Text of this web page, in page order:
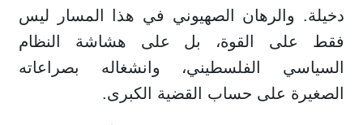
دخيلة. والرهان الصهيوني في هذا المسار ليس
فقط على القوة، بل على هشاشة النظام
السياسي الفلسطيني، وانشغاله بصراعاته
الصغيرة على حساب القضية الكبرى.